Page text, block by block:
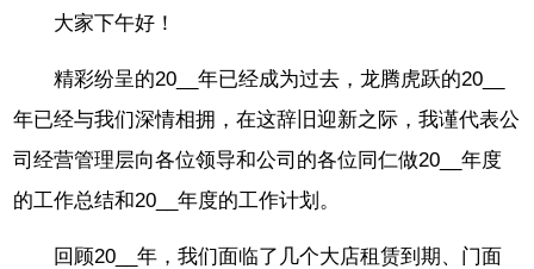
大家下午好！
精彩纷呈的20__年已经成为过去，龙腾虎跃的20__
年已经与我们深情相拥，在这辞旧迎新之际，我谨代表公
司经营管理层向各位领导和公司的各位同仁做20__年度
的工作总结和20__年度的工作计划。
回顾20__年，我们面临了几个大店租赁到期、门面